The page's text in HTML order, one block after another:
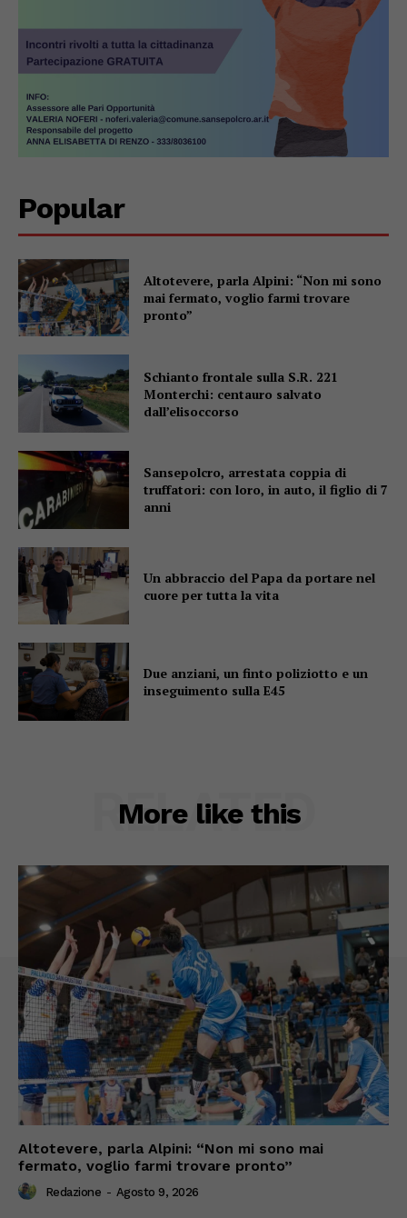
Popular
Altotevere, parla Alpini: “Non mi sono
mai fermato, voglio farmi trovare
pronto”
Schianto frontale sulla S.R. 221
Monterchi: centauro salvato
dall’elisoccorso
Sansepolcro, arrestata coppia di
truffatori: con loro, in auto, il figlio di 7
anni
Un abbraccio del Papa da portare nel
cuore per tutta la vita
Due anziani, un finto poliziotto e un
inseguimento sulla E45
More like this
RELATED
Altotevere, parla Alpini: “Non mi sono mai
fermato, voglio farmi trovare pronto”
Redazione - Agosto 9, 2026